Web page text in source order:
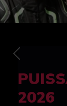
Previous